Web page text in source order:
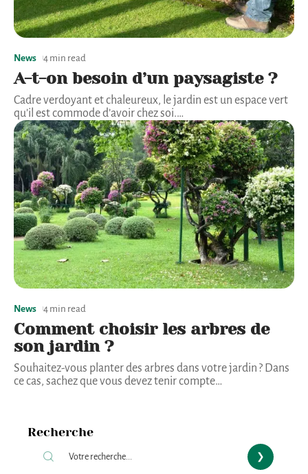
News 4 min read
A-t-on besoin d’un paysagiste ?
Cadre verdoyant et chaleureux, le jardin est un espace vert
qu’il est commode d’avoir chez soi.…
News 4 min read
Comment choisir les arbres de
son jardin ?
Souhaitez-vous planter des arbres dans votre jardin ? Dans
ce cas, sachez que vous devez tenir compte…
Recherche